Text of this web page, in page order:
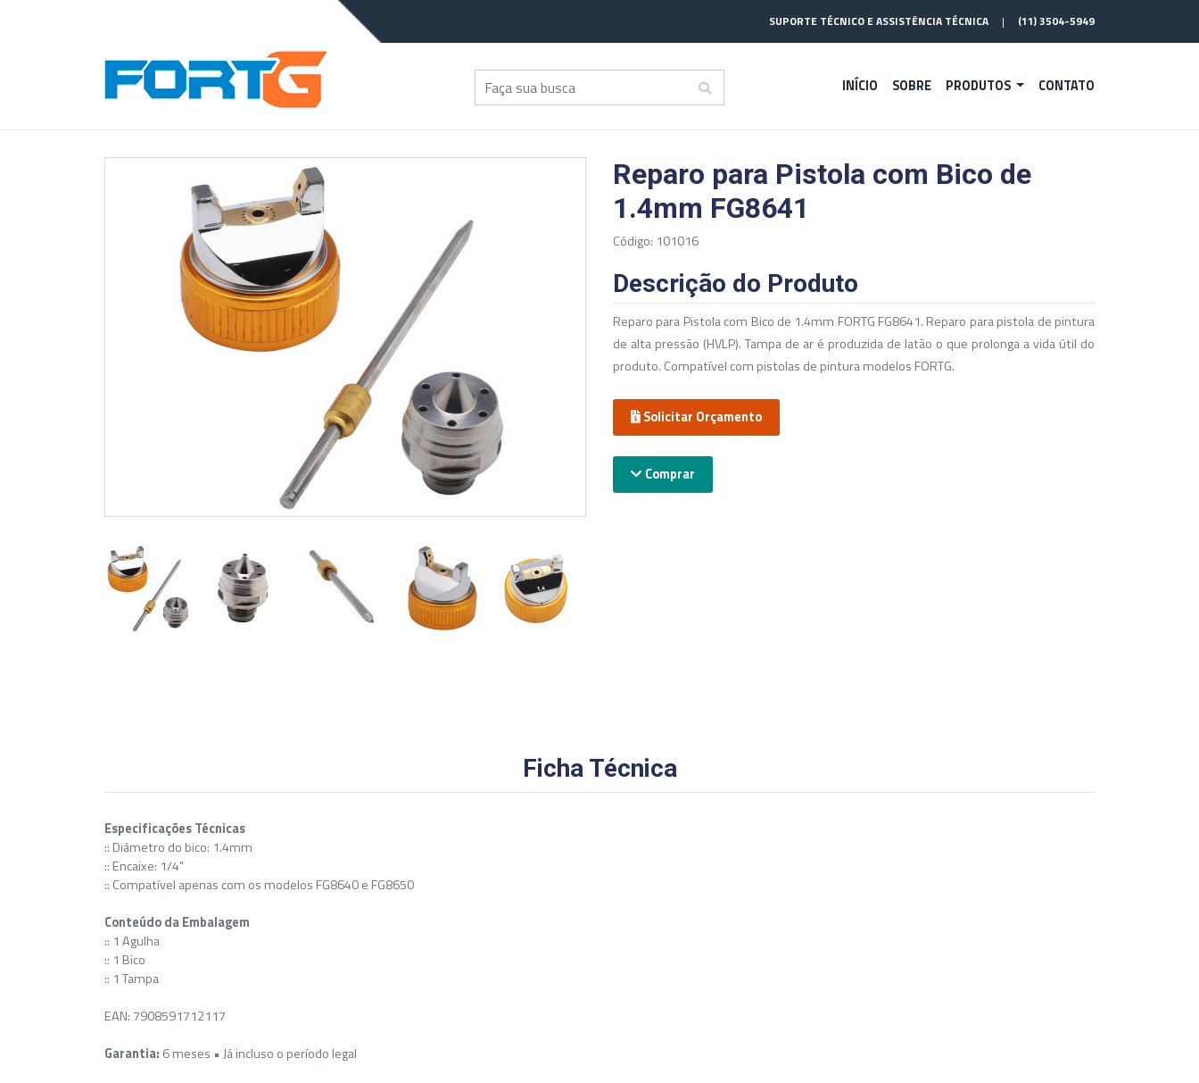
SUPORTE TÉCNICO E ASSISTÊNCIA TÉCNICA | (11) 3504-5949
INÍCIO SOBRE PRODUTOS CONTATO
Reparo para Pistola com Bico de
1.4mm FG8641
Código: 101016
Descrição do Produto
Reparo para Pistola com Bico de 1.4mm FORTG FG8641. Reparo para pistola de pintura
de alta pressão (HVLP). Tampa de ar é produzida de latão o que prolonga a vida útil do
produto. Compatível com pistolas de pintura modelos FORTG.
Solicitar Orçamento
Comprar
Ficha Técnica
Especificações Técnicas
:: Diâmetro do bico: 1.4mm
:: Encaixe: 1/4"
:: Compatível apenas com os modelos FG8640 e FG8650
Conteúdo da Embalagem
:: 1 Agulha
:: 1 Bico
:: 1 Tampa
EAN: 7908591712117
Garantia: 6 meses • Já incluso o período legal